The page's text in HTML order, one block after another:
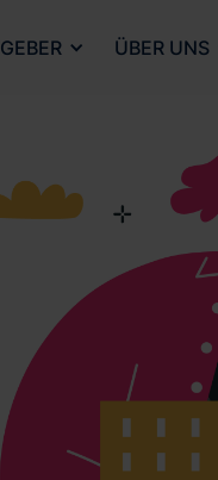
ÜBER UNS